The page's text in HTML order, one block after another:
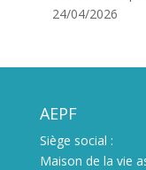
24/04/2026
AEPF
Siège social :
Maison de la vie